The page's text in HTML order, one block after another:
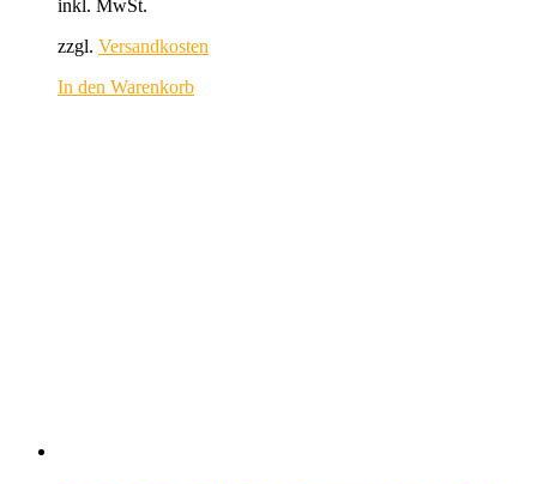
inkl. MwSt.
zzgl. Versandkosten
In den Warenkorb